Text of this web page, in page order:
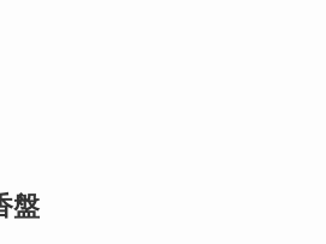
盤